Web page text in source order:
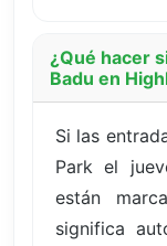
¿Qué hacer
Badu en
Si las
Park el
están
significa